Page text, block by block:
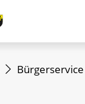
Bürgerservice